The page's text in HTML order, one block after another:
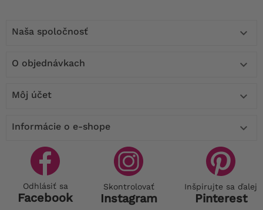
Naša spoločnosť 
O objednávkach 
Môj účet 
Informácie o e-shope 
Odhlásiť sa
Facebook
Skontrolovať
Instagram
Inšpirujte sa ďalej
Pinterest